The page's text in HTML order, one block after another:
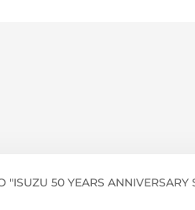
"ISUZU 50 YEARS